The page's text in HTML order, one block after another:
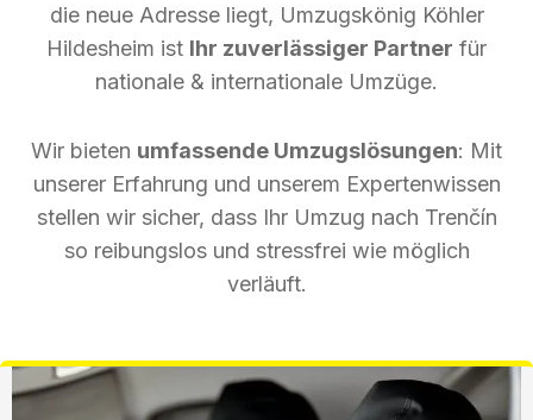
die neue Adresse liegt, Umzugskönig Köhler
Hildesheim ist Ihr zuverlässiger Partner für
nationale & internationale Umzüge.
Wir bieten umfassende Umzugslösungen: Mit
unserer Erfahrung und unserem Expertenwissen
stellen wir sicher, dass Ihr Umzug nach Trenčín
so reibungslos und stressfrei wie möglich
verläuft.